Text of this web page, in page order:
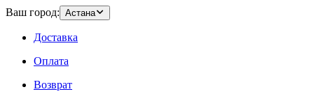
Ваш город: Астана
Доставка
Оплата
Возврат